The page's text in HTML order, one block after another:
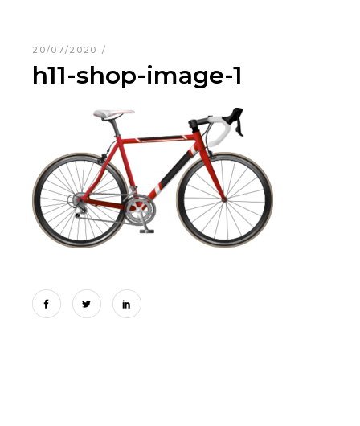
20/07/2020
h11-shop-image-1